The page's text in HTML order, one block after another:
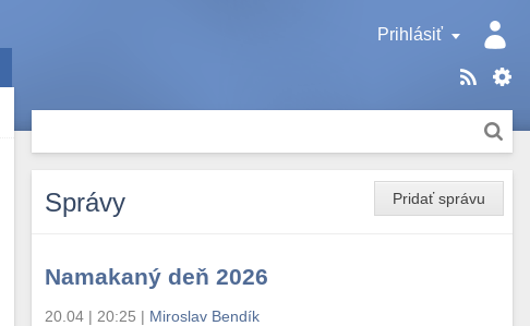
Prihlásiť
Pridať správu
Správy
Namakaný deň 2026
20.04 | 20:25 | Miroslav Bendík